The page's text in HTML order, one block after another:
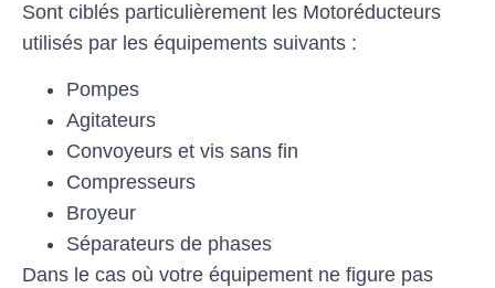
Sont ciblés particulièrement les Motoréducteurs
utilisés par les équipements suivants :
Pompes
Agitateurs
Convoyeurs et vis sans fin
Compresseurs
Broyeur
Séparateurs de phases
Dans le cas où votre équipement ne figure pas